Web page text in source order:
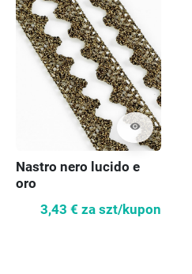
visibility
Nastro nero lucido e
oro
3,43 € za szt/kupon